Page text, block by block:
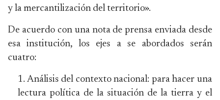
y la mercantilización del territorio».
De acuerdo con una nota de prensa enviada desde
esa institución, los ejes a se abordados serán
cuatro:
Análisis del contexto nacional: para hacer una
lectura política de la situación de la tierra y el